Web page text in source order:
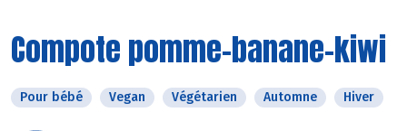
Compote pomme-banane-kiwi
Pour bébé Vegan Végétarien Automne Hiver